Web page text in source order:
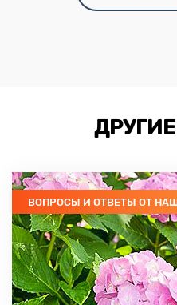
ВОПРОСЫ И ОТВЕТЫ ОТ